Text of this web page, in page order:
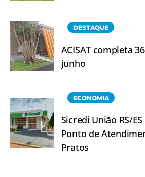
DESTAQUE
ACISAT completa
junho
ECONOMIA
Sicredi União RS/
Ponto de
Pratos